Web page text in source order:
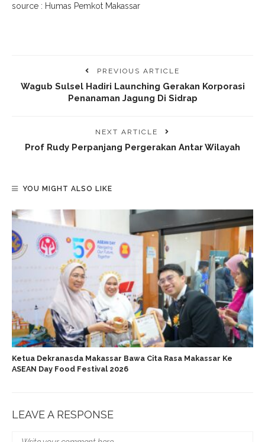
source : Humas Pemkot Makassar
PREVIOUS ARTICLE
Wagub Sulsel Hadiri Launching Gerakan Korporasi
Penanaman Jagung Di Sidrap
NEXT ARTICLE
Prof Rudy Perpanjang Pergerakan Antar Wilayah
YOU MIGHT ALSO LIKE
Ketua Dekranasda Makassar Bawa Cita Rasa Makassar Ke
ASEAN Day Food Festival 2026
LEAVE A RESPONSE